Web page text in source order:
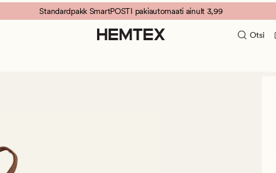
Standardpakk SmartPOSTI pakiautomaati ainult 3,99
Otsi